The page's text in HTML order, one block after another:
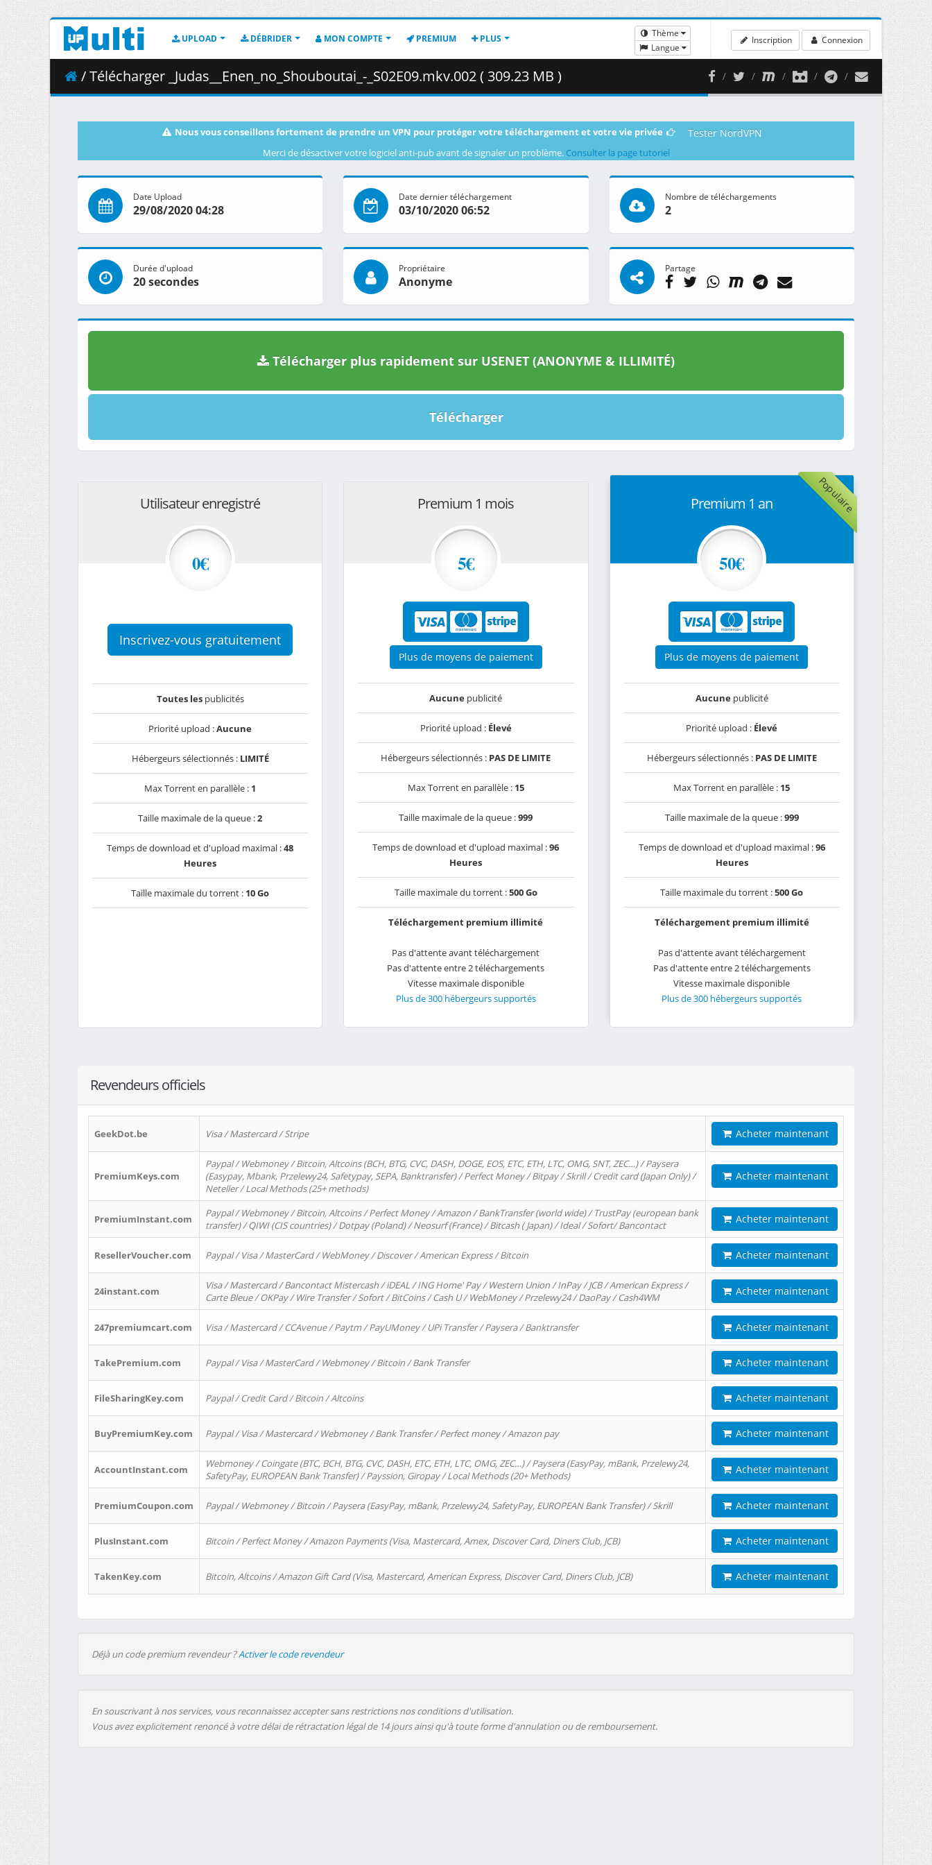
UPLOAD DÉBRIDER MON COMPTE PREMIUM PLUS
Thème
Langue
Inscription Connexion
/ Télécharger _Judas__Enen_no_Shouboutai_-_S02E09.mkv.002 ( 309.23 MB )
Nous vous conseillons fortement de prendre un VPN pour protéger votre téléchargement et votre vie privée Tester NordVPN
Merci de désactiver votre logiciel anti-pub avant de signaler un problème. Consulter la page tutoriel
Date Upload
29/08/2020 04:28
Date dernier téléchargement
03/10/2020 06:52
Nombre de téléchargements
2
Durée d'upload
20 secondes
Propriétaire
Anonyme
Partage
Télécharger plus rapidement sur USENET (ANONYME & ILLIMITÉ)
Télécharger
Utilisateur enregistré
0€
Inscrivez-vous gratuitement
Toutes lespublicités
Priorité upload :Aucune
Hébergeurs sélectionnés : LIMITÉ
Max Torrent en parallèle : 1
Taille maximale de la queue :2
Temps de download et d'upload maximal :48
Heures
Taille maximale du torrent : 10 Go
Premium 1 mois
5€
Plus de moyens de paiement
Aucune publicité
Priorité upload : Élevé
Hébergeurs sélectionnés : PAS DE LIMITE
Max Torrent en parallèle : 15
Taille maximale de la queue :999
Temps de download et d'upload maximal :96
Heures
Taille maximale du torrent :500 Go
Téléchargement premium illimité
Pas d'attente avant téléchargement
Pas d'attente entre 2 téléchargements
Vitesse maximale disponible
Plus de 300 hébergeurs supportés
Populaire
Premium 1 an
50€
Plus de moyens de paiement
Aucunepublicité
Priorité upload : Élevé
Hébergeurs sélectionnés : PAS DE LIMITE
Max Torrent en parallèle : 15
Taille maximale de la queue :999
Temps de download et d'upload maximal :96
Heures
Taille maximale du torrent :500 Go
Téléchargement premium illimité
Pas d'attente avant téléchargement
Pas d'attente entre 2 téléchargements
Vitesse maximale disponible
Plus de 300 hébergeurs supportés
Revendeurs officiels
GeekDot.be Visa / Mastercard / Stripe Acheter maintenant
PremiumKeys.com
Paypal / Webmoney / Bitcoin, Altcoins (BCH, BTG, CVC, DASH, DOGE, EOS, ETC, ETH, LTC, OMG, SNT, ZEC…) / Paysera
(Easypay, Mbank, Przelewy24, Safetypay, SEPA, Banktransfer) / Perfect Money / Bitpay / Skrill / Credit card (Japan Only) /
Neteller / Local Methods (25+ methods)
Acheter maintenant
PremiumInstant.com
Paypal / Webmoney / Bitcoin, Altcoins / Perfect Money / Amazon / BankTransfer (world wide) / TrustPay (european bank
transfer) / QIWI (CIS countries) / Dotpay (Poland) / Neosurf (France) / Bitcash ( Japan) / Ideal / Sofort/ Bancontact
Acheter maintenant
ResellerVoucher.com Paypal / Visa / MasterCard / WebMoney / Discover / American Express / Bitcoin Acheter maintenant
24instant.com
Visa / Mastercard / Bancontact Mistercash / iDEAL / ING Home' Pay / Western Union / InPay / JCB / American Express /
Carte Bleue / OKPay / Wire Transfer / Sofort / BitCoins / Cash U / WebMoney / Przelewy24 / DaoPay / Cash4WM
Acheter maintenant
247premiumcart.com Visa / Mastercard / CCAvenue / Paytm / PayUMoney / UPi Transfer / Paysera / Banktransfer Acheter maintenant
TakePremium.com Paypal / Visa / MasterCard / Webmoney / Bitcoin / Bank Transfer Acheter maintenant
FileSharingKey.com Paypal / Credit Card / Bitcoin / Altcoins Acheter maintenant
BuyPremiumKey.com Paypal / Visa / Mastercard / Webmoney / Bank Transfer / Perfect money / Amazon pay Acheter maintenant
AccountInstant.com
Webmoney / Coingate (BTC, BCH, BTG, CVC, DASH, ETC, ETH, LTC, OMG, ZEC…) / Paysera (EasyPay, mBank, Przelewy24,
SafetyPay, EUROPEAN Bank Transfer) / Payssion, Giropay / Local Methods (20+ Methods)
Acheter maintenant
PremiumCoupon.com Paypal / Webmoney / Bitcoin / Paysera (EasyPay, mBank, Przelewy24, SafetyPay, EUROPEAN Bank Transfer) / Skrill Acheter maintenant
PlusInstant.com Bitcoin / Perfect Money / Amazon Payments (Visa, Mastercard, Amex, Discover Card, Diners Club, JCB) Acheter maintenant
TakenKey.com Bitcoin, Altcoins / Amazon Gift Card (Visa, Mastercard, American Express, Discover Card, Diners Club, JCB) Acheter maintenant
Déjà un code premium revendeur ?Activer le code revendeur
En souscrivant à nos services, vous reconnaissez accepter sans restrictions nos conditions d'utilisation.
Vous avez explicitement renoncé à votre délai de rétractation légal de 14 jours ainsi qu'à toute forme d'annulation ou de remboursement.